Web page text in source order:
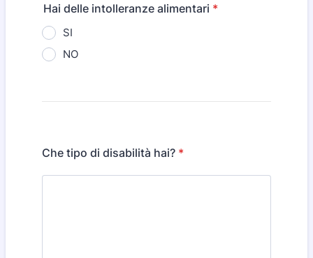
Hai delle intolleranze alimentari *
SI
NO
Che tipo di disabilità hai? *